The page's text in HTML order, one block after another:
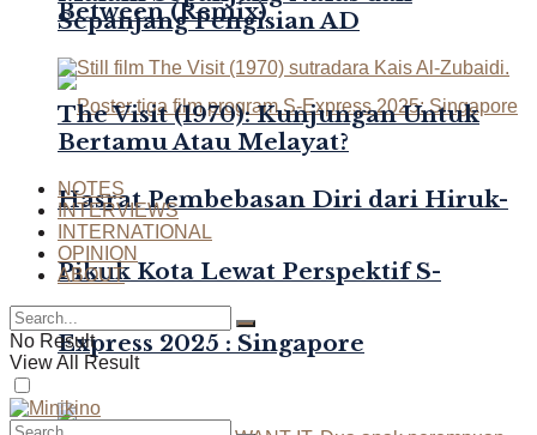
Between (Remix)
Hasrat Pembebasan Diri dari Hiruk-
Pikuk Kota Lewat Perspektif S-
Express 2025 : Singapore
Sepanjang Pengisian AD
The Visit (1970): Kunjungan Untuk
Bertamu Atau Melayat?
NOTES
INTERVIEWS
INTERNATIONAL
OPINION
ABOUT
No Result
View All Result